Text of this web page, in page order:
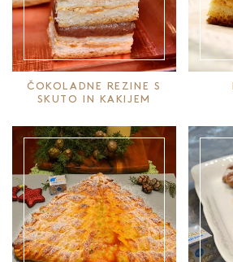
ČOKOLADNE REZINE S
SKUTO IN KAKIJEM